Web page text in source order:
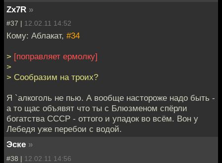
Zx7R »
#37 | 12.02.11 14:52
Кому: Аблакат, #34
> [поправляет ермолку]
>
> Сообразим на троих?
Я `алкоголь не пью. А вообще настороже надо быть -
а то щас объявят что ты с Блюзменом спёрли
богатства СССР - оттого и упадок во всём. Вон у
Лебедя уже перебои с водой.
Эске »
#38 | 12.02.11 14:56